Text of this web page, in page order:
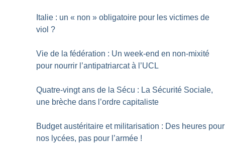
Italie : un « non » obligatoire pour les victimes de
viol ?
Vie de la fédération : Un week-end en non-mixité
pour nourrir l’antipatriarcat à l’UCL
Quatre-vingt ans de la Sécu : La Sécurité Sociale,
une brèche dans l’ordre capitaliste
Budget austéritaire et militarisation : Des heures pour
nos lycées, pas pour l’armée !